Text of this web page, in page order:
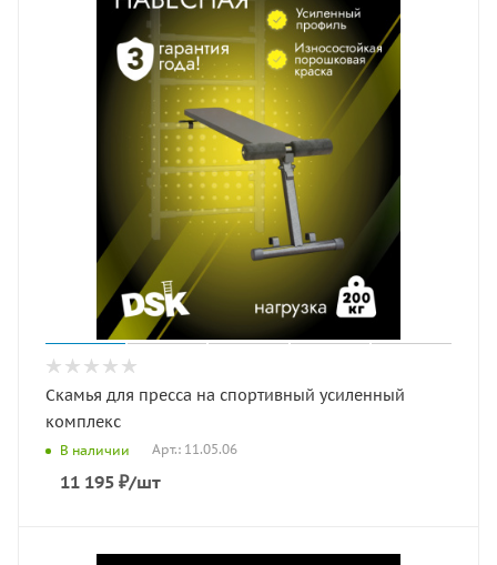
Скамья для пресса на спортивный усиленный
комплекс
В наличии Арт.: 11.05.06
11 195 ₽/шт